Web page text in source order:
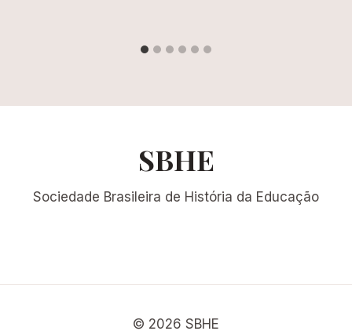
SBHE
Sociedade Brasileira de História da Educação
© 2026 SBHE